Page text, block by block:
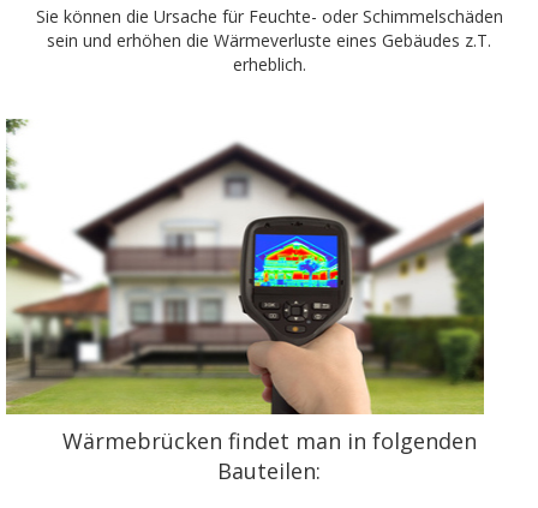
Sie können die Ursache für Feuchte- oder Schimmelschäden
sein und erhöhen die Wärmeverluste eines Gebäudes z.T.
erheblich.
Wärmebrücken findet man in folgenden
Bauteilen: